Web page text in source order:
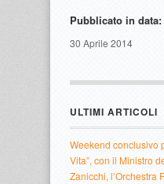
Pubblicato in data:
30 Aprile 2014
ULTIMI ARTICOLI
Weekend conclusivo
Vita”, con il Ministro
Zanicchi, l’Orchestra